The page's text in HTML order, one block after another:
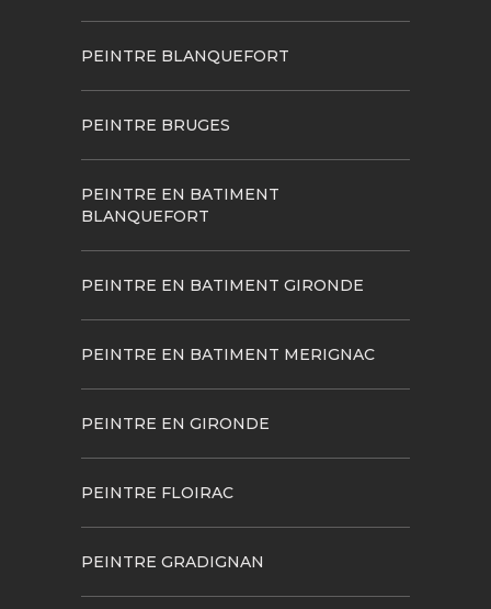
PEINTRE BLANQUEFORT
PEINTRE BRUGES
PEINTRE EN BATIMENT
BLANQUEFORT
PEINTRE EN BATIMENT GIRONDE
PEINTRE EN BATIMENT MERIGNAC
PEINTRE EN GIRONDE
PEINTRE FLOIRAC
PEINTRE GRADIGNAN